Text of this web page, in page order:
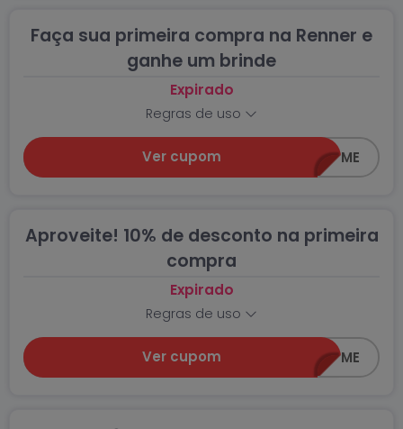
Faça sua primeira compra na Renner e
ganhe um brinde
Expirado
Regras de uso
Ver cupom WELCOME
Aproveite! 10% de desconto na primeira
compra
Expirado
Regras de uso
Ver cupom WELCOME